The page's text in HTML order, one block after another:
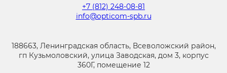
+7 (812) 248-08-81
info@opticom-spb.ru
188663, Ленинградская область, Всеволожский район,
гп Кузьмоловский, улица Заводская, дом 3, корпус
360Г, помещение 12